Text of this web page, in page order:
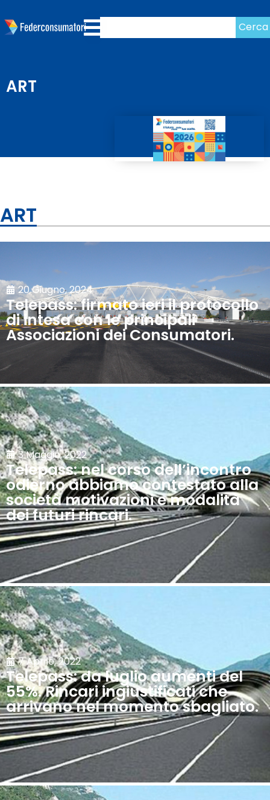
Cerca
ART
ART
20 Giugno, 2024
Telepass: firmato ieri il protocollo
di intesa con le principali
Associazioni dei Consumatori.
3 Maggio, 2022
Telepass: nel corso dell’incontro
odierno abbiamo contestato alla
società motivazioni e modalità
dei futuri rincari.
7 Aprile, 2022
Telepass: da luglio aumenti del
55%. Rincari ingiustificati che
arrivano nel momento sbagliato.